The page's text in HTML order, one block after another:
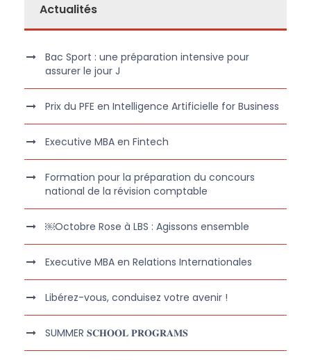
Actualités
Bac Sport : une préparation intensive pour
assurer le jour J
Prix du PFE en Intelligence Artificielle for Business
Executive MBA en Fintech
Formation pour la préparation du concours
national de la révision comptable
￼Octobre Rose à LBS : Agissons ensemble
Executive MBA en Relations Internationales
Libérez-vous, conduisez votre avenir !
SUMMER 𝐒𝐂𝐇𝐎𝐎𝐋 𝐏𝐑𝐎𝐆𝐑𝐀𝐌𝐒